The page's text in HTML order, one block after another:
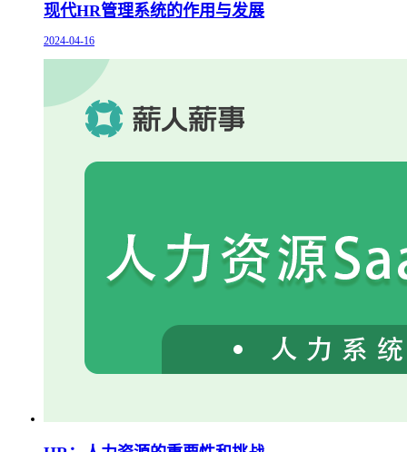
现代HR管理系统的作用与发展
2024-04-16